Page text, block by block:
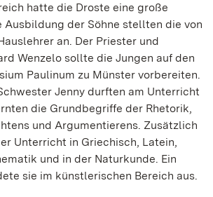
hatte die Droste eine große
Ausbildung der Söhne stellten die von
an. Der Priester und
Wenzelo sollte die Jungen auf den
Paulinum zu Münster vorbereiten.
Jenny durften am Unterricht
die Grundbegriffe der Rhetorik,
und Argumentierens. Zusätzlich
Unterricht in Griechisch, Latein,
und in der Naturkunde. Ein
sie im künstlerischen Bereich aus.